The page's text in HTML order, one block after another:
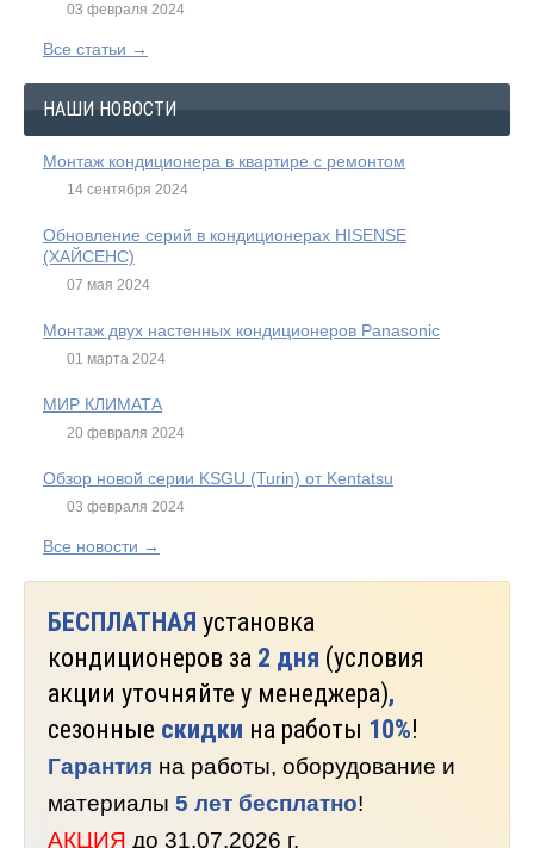
03 февраля 2024
Все статьи →
НАШИ НОВОСТИ
Монтаж кондиционера в квартире с ремонтом
14 сентября 2024
Обновление серий в кондиционерах HISENSE
(ХАЙСЕНС)
07 мая 2024
Монтаж двух настенных кондиционеров Panasonic
01 марта 2024
МИР КЛИМАТА
20 февраля 2024
Обзор новой серии KSGU (Turin) от Kentatsu
03 февраля 2024
Все новости →
БЕСПЛАТНАЯ установка
кондиционеров за 2 дня (условия
акции уточняйте у менеджера),
сезонные скидки на работы 10%!
Гарантия на работы, оборудование и
материалы 5 лет бесплатно!
АКЦИЯ до 31.07.2026 г.